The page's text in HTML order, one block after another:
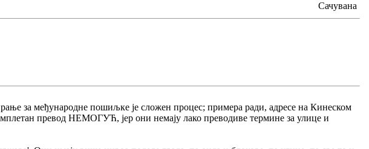
Сачувана
за међународне пошиљке је сложен процес; примера ради, адресе на Кинеском
превод НЕМОГУЋ, јер они немају лако преводиве термине за улице и